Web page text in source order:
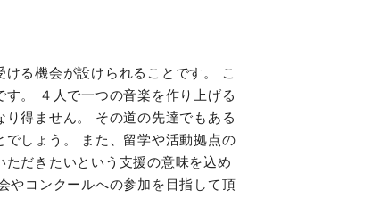
る機会が設けられることです。 こ
。 ４人で一つの音楽を作り上げる
得ません。 その道の先達でもある
しょう。 また、留学や活動拠点の
だきたいという支援の意味を込め
やコンクールへの参加を目指して頂